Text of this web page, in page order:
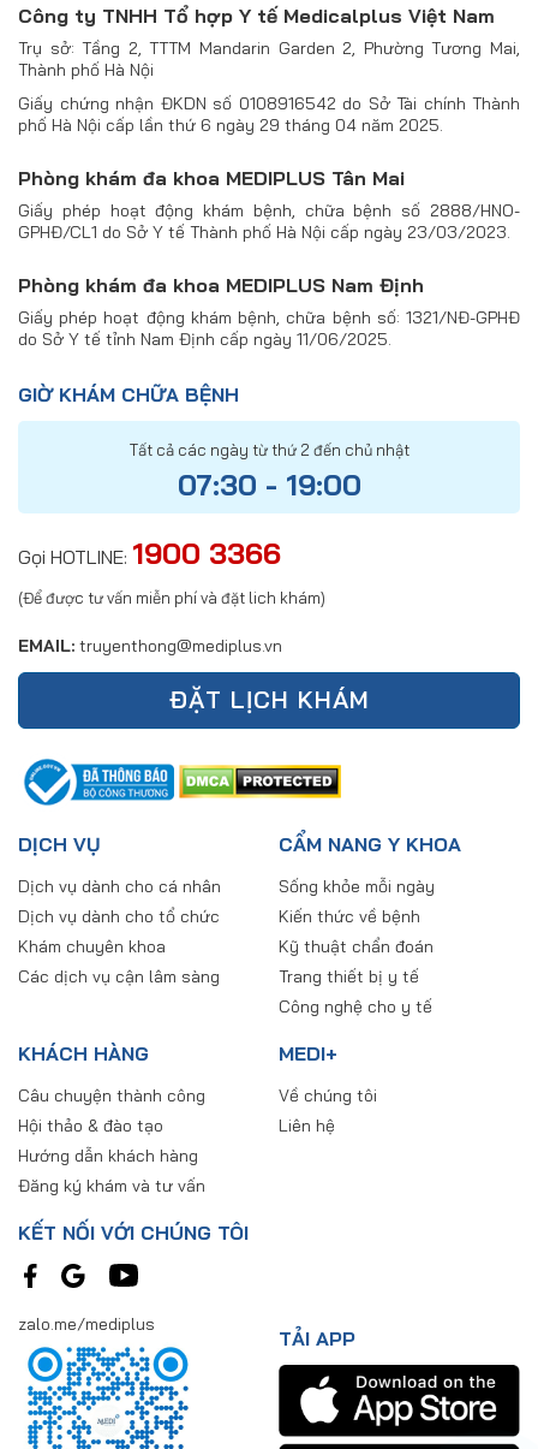
Công ty TNHH Tổ hợp Y tế Medicalplus Việt Nam
Trụ sở: Tầng 2, TTTM Mandarin Garden 2, Phường Tương Mai,
Thành phố Hà Nội
Giấy chứng nhận ĐKDN số 0108916542 do Sở Tài chính Thành
phố Hà Nội cấp lần thứ 6 ngày 29 tháng 04 năm 2025.
Phòng khám đa khoa MEDIPLUS Tân Mai
Giấy phép hoạt động khám bệnh, chữa bệnh số 2888/HNO-
GPHĐ/CL1 do Sở Y tế Thành phố Hà Nội cấp ngày 23/03/2023.
Phòng khám đa khoa MEDIPLUS Nam Định
Giấy phép hoạt động khám bệnh, chữa bệnh số: 1321/NĐ-GPHĐ
do Sở Y tế tỉnh Nam Định cấp ngày 11/06/2025.
GIỜ KHÁM CHỮA BỆNH
Tất cả các ngày từ thứ 2 đến chủ nhật
07:30 - 19:00
Gọi HOTLINE: 1900 3366
(Để được tư vấn miễn phí và đặt lich khám)
EMAIL: truyenthong@mediplus.vn
ĐẶT LỊCH KHÁM
DỊCH VỤ
Dịch vụ dành cho cá nhân
Dịch vụ dành cho tổ chức
Khám chuyên khoa
Các dịch vụ cận lâm sàng
CẨM NANG Y KHOA
Sống khỏe mỗi ngày
Kiến thức về bệnh
Kỹ thuật chẩn đoán
Trang thiết bị y tế
Công nghệ cho y tế
KHÁCH HÀNG
Câu chuyện thành công
Hội thảo & đào tạo
Hướng dẫn khách hàng
Đăng ký khám và tư vấn
MEDI+
Về chúng tôi
Liên hệ
KẾT NỐI VỚI CHÚNG TÔI
zalo.me/mediplus
TẢI APP